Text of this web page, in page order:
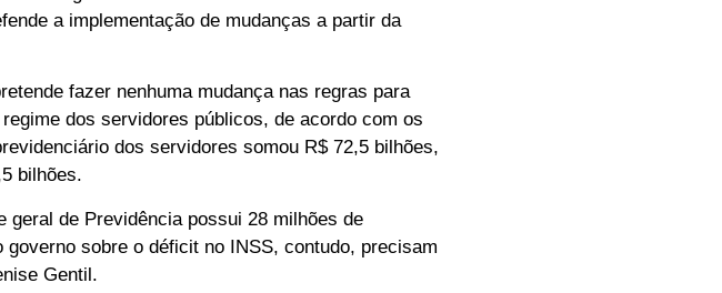
a implementação de mudanças a partir da
fazer nenhuma mudança nas regras para
dos servidores públicos, de acordo com os
dos servidores somou R$ 72,5 bilhões,
bilhões.
de Previdência possui 28 milhões de
sobre o déficit no INSS, contudo, precisam
Gentil.